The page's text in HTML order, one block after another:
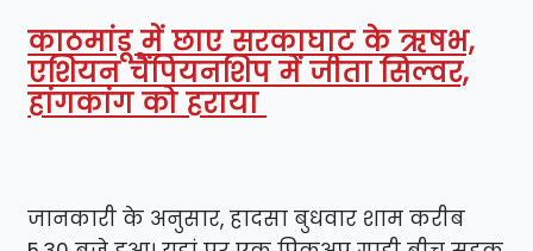
काठमांडू में छाए सरकाघाट के ऋषभ,
एशियन चैंपियनशिप में जीता सिल्वर,
हांगकांग को हराया
जानकारी के अनुसार, हादसा बुधवार शाम करीब